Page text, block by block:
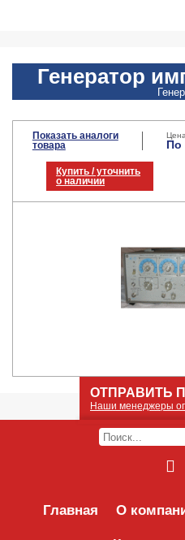
Генератор
Показать аналоги
товара
По
Купить / уточнить
о наличии
Главная О
ОТПРАВИТЬ
Наши менеджеры
Оставьте Ваше
его получим